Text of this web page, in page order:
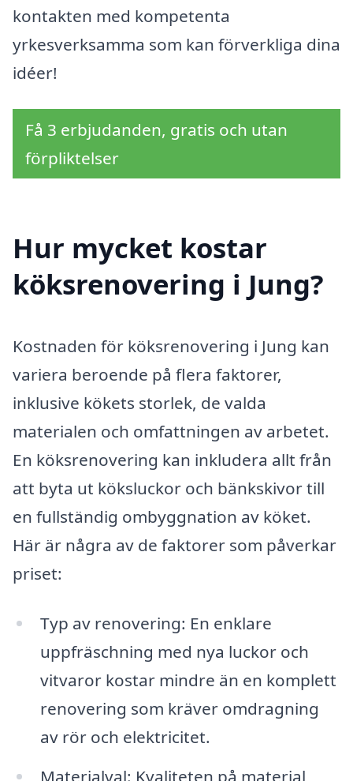
kontakten med kompetenta
yrkesverksamma som kan förverkliga dina
idéer!
Få 3 erbjudanden, gratis och utan
förpliktelser
Hur mycket kostar
köksrenovering i Jung?
Kostnaden för köksrenovering i Jung kan
variera beroende på flera faktorer,
inklusive kökets storlek, de valda
materialen och omfattningen av arbetet.
En köksrenovering kan inkludera allt från
att byta ut köksluckor och bänkskivor till
en fullständig ombyggnation av köket.
Här är några av de faktorer som påverkar
priset:
Typ av renovering: En enklare
uppfräschning med nya luckor och
vitvaror kostar mindre än en komplett
renovering som kräver omdragning
av rör och elektricitet.
Materialval: Kvaliteten på material